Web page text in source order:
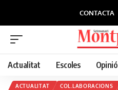
CONTACTA
Actualitat Escoles Opinió
ACTUALITAT COL.LABORACIONS